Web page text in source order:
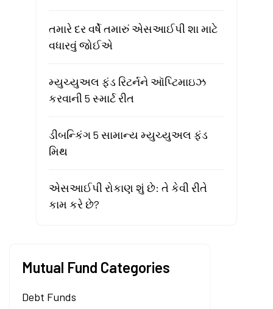
તમારે દર વર્ષે તમારું એસઆઈપી શા માટે
વધારવું જોઈએ
મ્યુચ્યુઅલ ફંડ રિટર્નને ઑપ્ટિમાઇઝ
કરવાની 5 સ્માર્ટ રીત
ડીબન્કિંગ 5 સામાન્ય મ્યુચ્યુઅલ ફંડ
મિથ
એસઆઈપી રોકાણ શું છે: તે કેવી રીતે
કામ કરે છે?
Mutual Fund Categories
Debt Funds